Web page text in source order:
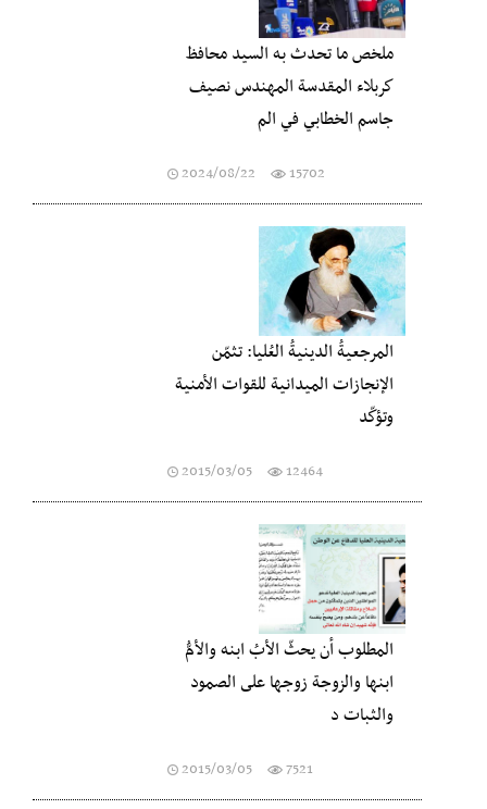
ملخص ما تحدث به السيد محافظ
كربلاء المقدسة المهندس نصيف
جاسم الخطابي في الم
2024/08/22 15702
المرجعيةُ الدينيةُ العُليا: تثمّن
الإنجازات الميدانية للقوات الأمنية
وتؤكّد
2015/03/05 12464
المطلوب أن يحثّ الأبُ ابنه والأمُّ
ابنها والزوجة زوجها على الصمود
والثبات د
2015/03/05 7521